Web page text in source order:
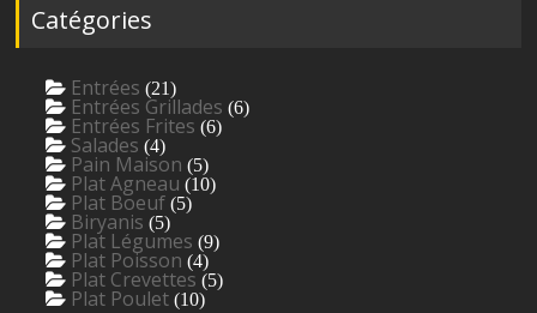
Catégories
Entrées (21)
Entrées Grillades (6)
Entrées Frites (6)
Salades (4)
Pain Maison (5)
Plat Agneau (10)
Plat Boeuf (5)
Biryanis (5)
Plat Légumes (9)
Plat Poisson (4)
Plat Crevettes (5)
Plat Poulet (10)